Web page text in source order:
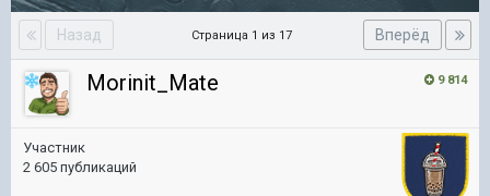
Назад Вперёд
Страница 1 из 17
9 814
Morinit_Mate
Участник
2 605 публикаций